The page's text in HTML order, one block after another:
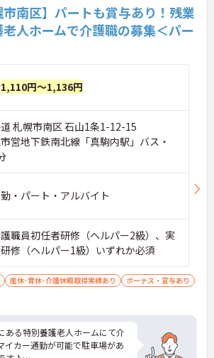
市南区】パートも賞与あり！残業
人ホームで介護職の募集＜パー
1,110円～1,136円
札幌市南区 石山1条1-12-15
営地下鉄南北線「真駒内駅」バス・
・パート・アルバイト
職員初任者研修（ヘルパー2級）、実
修（ヘルパー1級）いずれか必須
産休･育休･介護休暇取得実績あり
ボーナス・賞与あり
ある特別養護老人ホームにて介
イカー通勤が可能で駐車場があ